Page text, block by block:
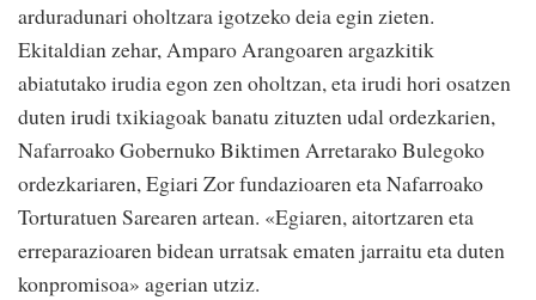
arduradunari oholtzara igotzeko deia egin zieten.
Ekitaldian zehar, Amparo Arangoaren argazkitik
abiatutako irudia egon zen oholtzan, eta irudi hori osatzen
duten irudi txikiagoak banatu zituzten udal ordezkarien,
Nafarroako Gobernuko Biktimen Arretarako Bulegoko
ordezkariaren, Egiari Zor fundazioaren eta Nafarroako
Torturatuen Sarearen artean. «Egiaren, aitortzaren eta
erreparazioaren bidean urratsak ematen jarraitu eta duten
konpromisoa» agerian utziz.